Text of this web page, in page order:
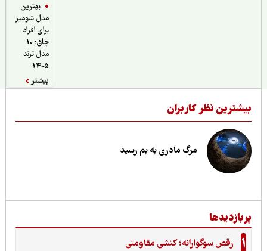
بهترین
مدل شومیز
برای افراد
چاق؛ 10
مدل ترند
نظر کاربران
مرگ مادری به بم رسید
رقص سوگوارانه؛ کنشی مقاومتی